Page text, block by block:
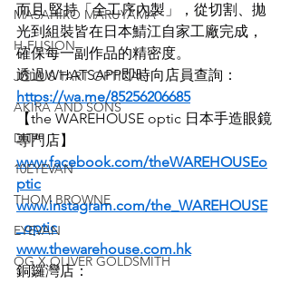
MASAHIRO MARUYAMA
H-FUSION
JULIUS TART OPTICAL
AKIRA AND SONS
DITA
10EYEVAN
THOM BROWNE
EYEVAN
OG X OLIVER GOLDSMITH
而且 堅持「全工序內製」，從切割、拋
光到組裝皆在日本鯖江自家工廠完成，
確保每一副作品的精密度。
透過WHATSAPP即時向店員查詢：
https://wa.me/85256206685
【the WAREHOUSE optic 日本手造眼鏡
專門店】
www.facebook.com/theWAREHOUSEo
ptic
www.instagram.com/the_WAREHOUSE
_optic
www.thewarehouse.com.hk
銅鑼灣店：